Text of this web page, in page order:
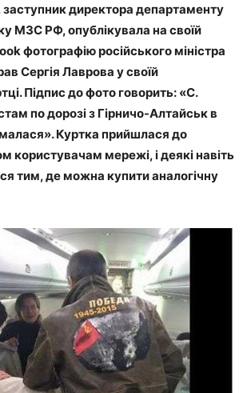
директора департаменту
МЗС РФ, опублікувала на своїй
фотографію російського міністра
Сергія Лаврова у своїй
Підпис до фото говорить: «С.
по дорозі з Гірничо-Алтайськ в
Куртка прийшлася до
користувачам мережі, і деякі навіть
тим, де можна купити аналогічну